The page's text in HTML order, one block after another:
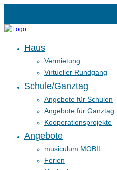
Haus
Vermietung
Virtueller Rundgang
Schule/Ganztag
Angebote für Schulen
Angebote für Ganztag
Kooperationsprojekte
Angebote
musiculum MOBIL
Ferien